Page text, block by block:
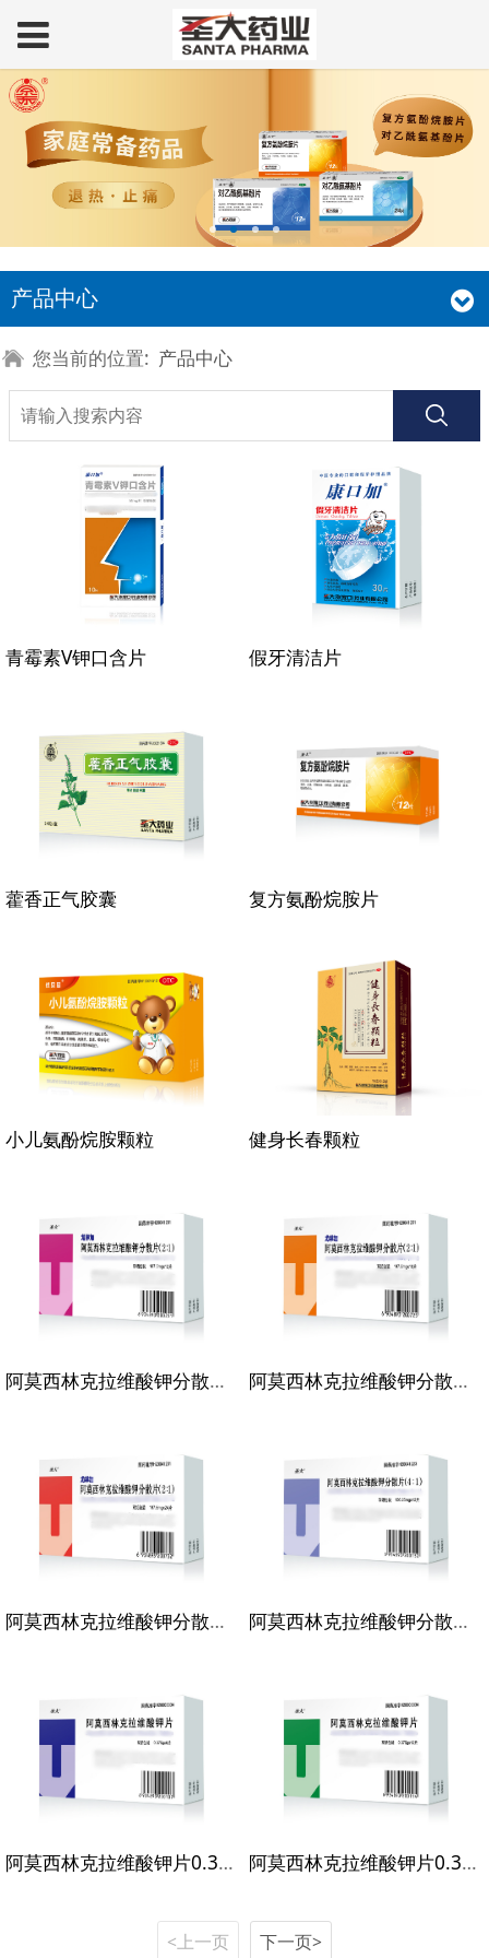
产品中心
您当前的位置: 产品中心
青霉素V钾口含片 假牙清洁片
藿香正气胶囊 复方氨酚烷胺片
小儿氨酚烷胺颗粒 健身长春颗粒
阿莫西林克拉维酸钾分散片（2：1）187.5mgX12片 阿莫西林克拉维酸钾分散片（2：1）187.5mgX18片
阿莫西林克拉维酸钾分散片（2：1）187.5mgX24片 阿莫西林克拉维酸钾分散片（4：1）156.25mgX12片
阿莫西林克拉维酸钾片0.375gX6片 阿莫西林克拉维酸钾片0.375gX12片
<上一页 下一页>